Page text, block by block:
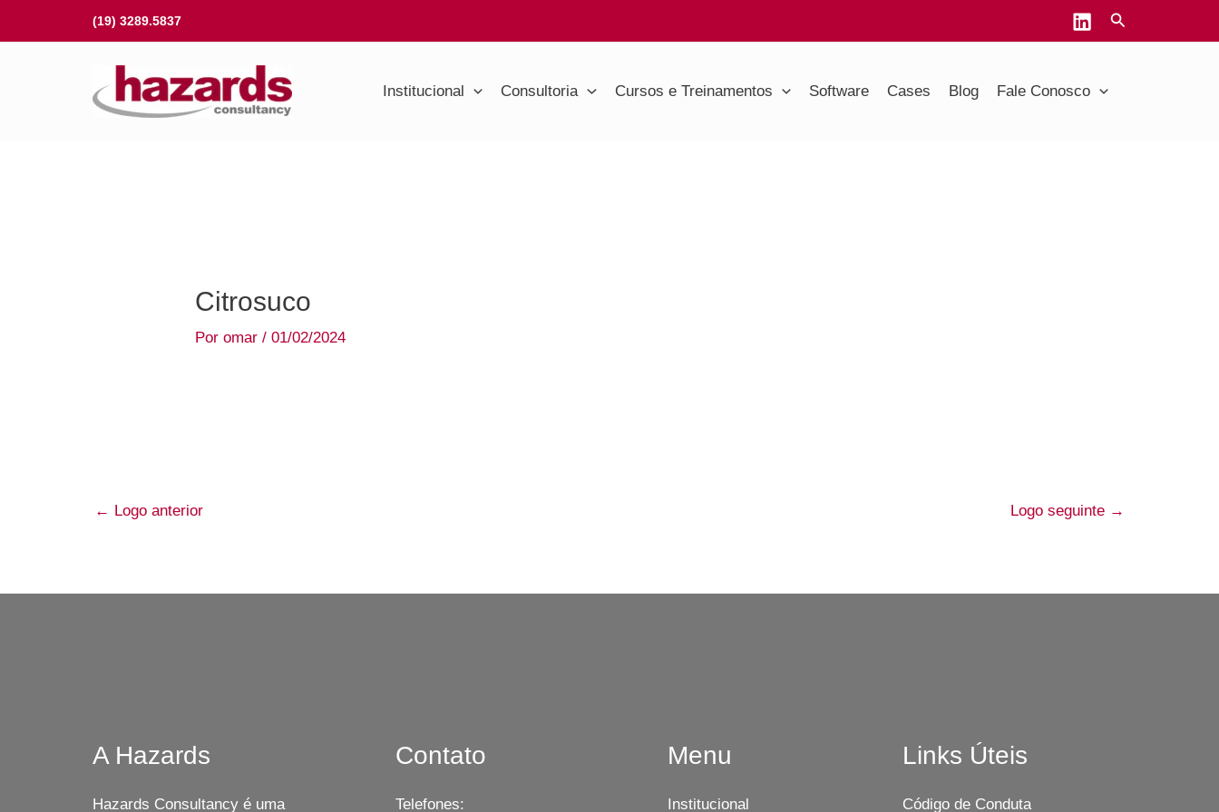
para
(19) 3289.5837
Institucional Consultoria Cursos e Treinamentos Software Cases Blog Fale Conosco
Citrosuco
Poromar/01/02/2024
← Logo anterior Logo seguinte →
A Hazards
Hazards Consultancy é uma
Contato
Telefones:
Menu
Institucional
Links Úteis
Código de Conduta